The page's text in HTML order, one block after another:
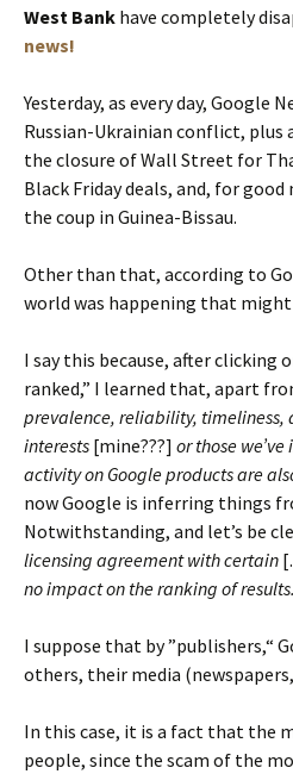
West Bank have completely
news!
Yesterday, as every day, Google
Russian-Ukrainian conflict, plus
the closure of Wall Street for
Black Friday deals, and, for
the coup in Guinea-Bissau.
Other than that, according to
world was happening that
I say this because, after clicking
ranked,” I learned that, apart
prevalence, reliability, timeliness,
interests [mine???] or those
activity on Google products are
now Google is inferring things
Notwithstanding, and let’s be
licensing agreement with certain
no impact on the ranking of results.
I suppose that by ”publishers,“
others, their media
In this case, it is a fact that the
people, since the scam of the